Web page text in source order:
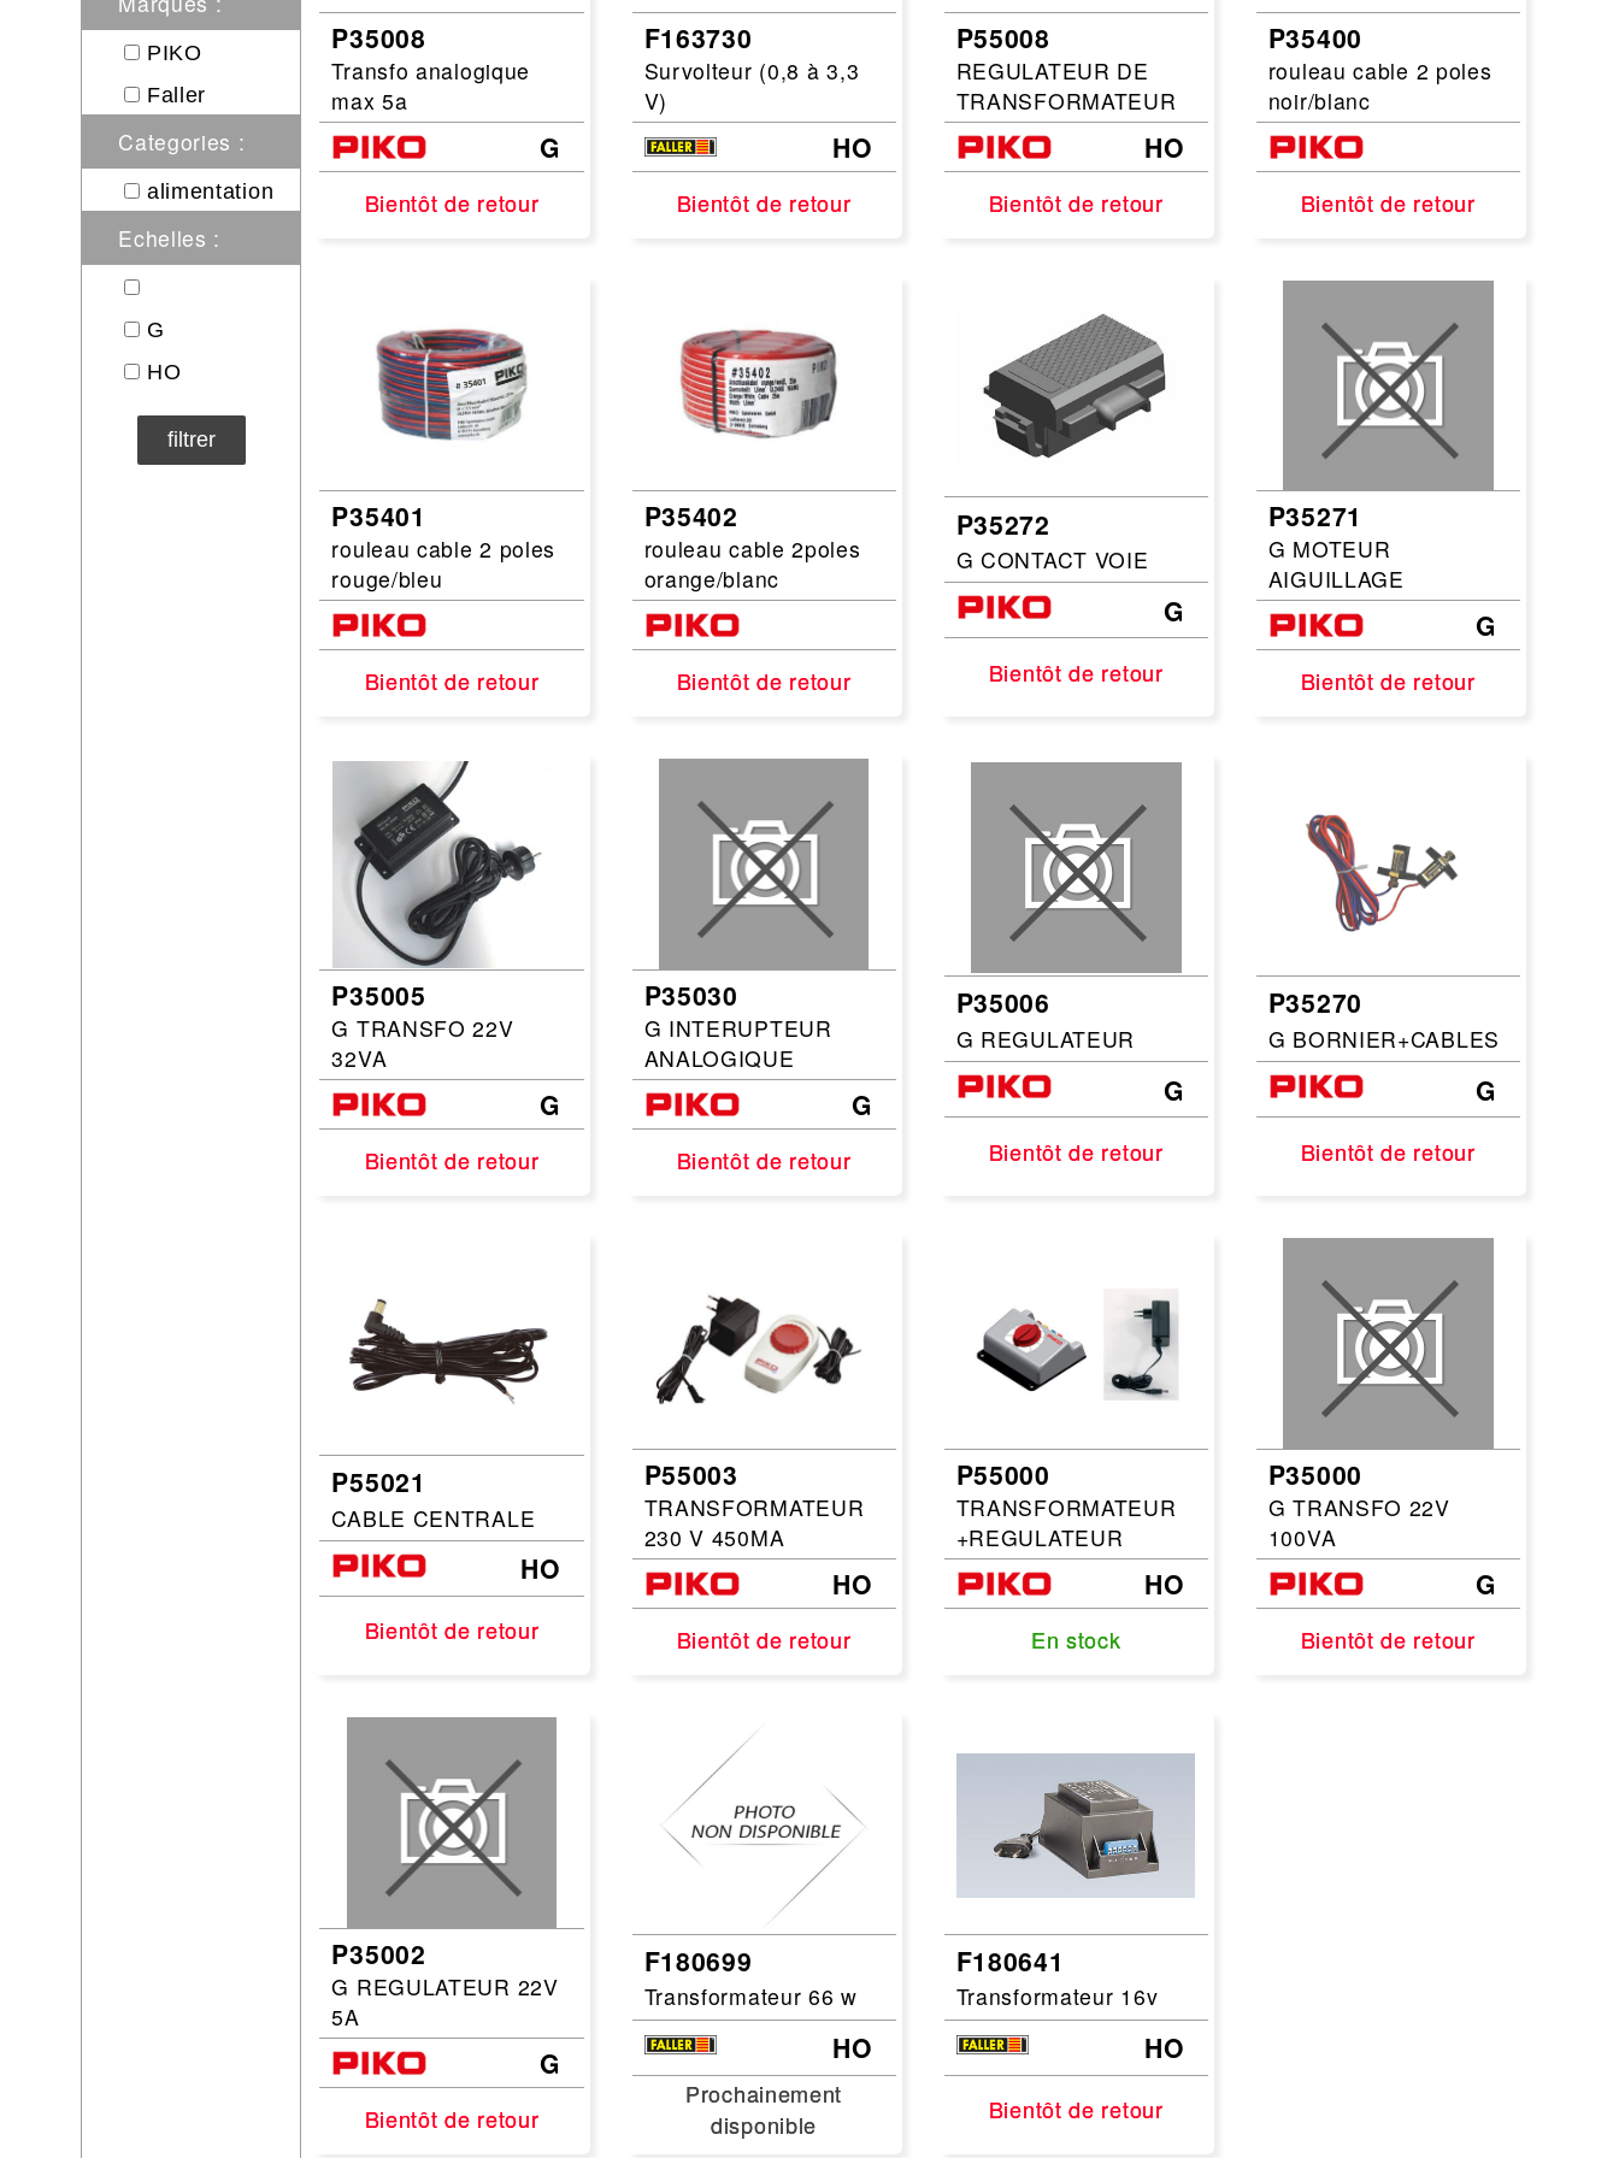
Circuit slot
Voie
Digital
Decors
Figurine
Alimentation
Accesoire
Leonard
Architecture
Ferroviaire
Outillage
Peinture
Militaire
Catalogue
PIKO
Faller
Categories :
alimentation
Echelles :
G
HO
filtrer
P35008
Transfo analogique
max 5a
G
Bientôt de retour
Bientôt de retour
F163730
Survolteur (0,8 à 3,3
V)
HO
Bientôt de retour
Bientôt de retour
P55008
REGULATEUR DE
TRANSFORMATEUR
HO
Bientôt de retour
Bientôt de retour
P35400
rouleau cable 2 poles
noir/blanc
Bientôt de retour
Bientôt de retour
P35401
rouleau cable 2 poles
rouge/bleu
Bientôt de retour
Bientôt de retour
P35402
rouleau cable 2poles
orange/blanc
Bientôt de retour
Bientôt de retour
P35272
G CONTACT VOIE
G
Bientôt de retour
Bientôt de retour
P35271
G MOTEUR
AIGUILLAGE
G
Bientôt de retour
Bientôt de retour
P35005
G TRANSFO 22V
32VA
G
Bientôt de retour
Bientôt de retour
P35030
G INTERUPTEUR
ANALOGIQUE
G
Bientôt de retour
Bientôt de retour
P35006
G REGULATEUR
G
Bientôt de retour
Bientôt de retour
P35270
G BORNIER+CABLES
G
Bientôt de retour
Bientôt de retour
P55021
CABLE CENTRALE
HO
Bientôt de retour
Bientôt de retour
P55003
TRANSFORMATEUR
230 V 450MA
HO
Bientôt de retour
Bientôt de retour
P55000
TRANSFORMATEUR
+REGULATEUR
HO
En stock
En stock
P35000
G TRANSFO 22V
100VA
G
Bientôt de retour
Bientôt de retour
P35002
G REGULATEUR 22V
5A
G
Bientôt de retour
Bientôt de retour
F180699
Transformateur 66 w
HO
Prochainement
disponible
Prochainement
disponible
F180641
Transformateur 16v
HO
Bientôt de retour
Bientôt de retour